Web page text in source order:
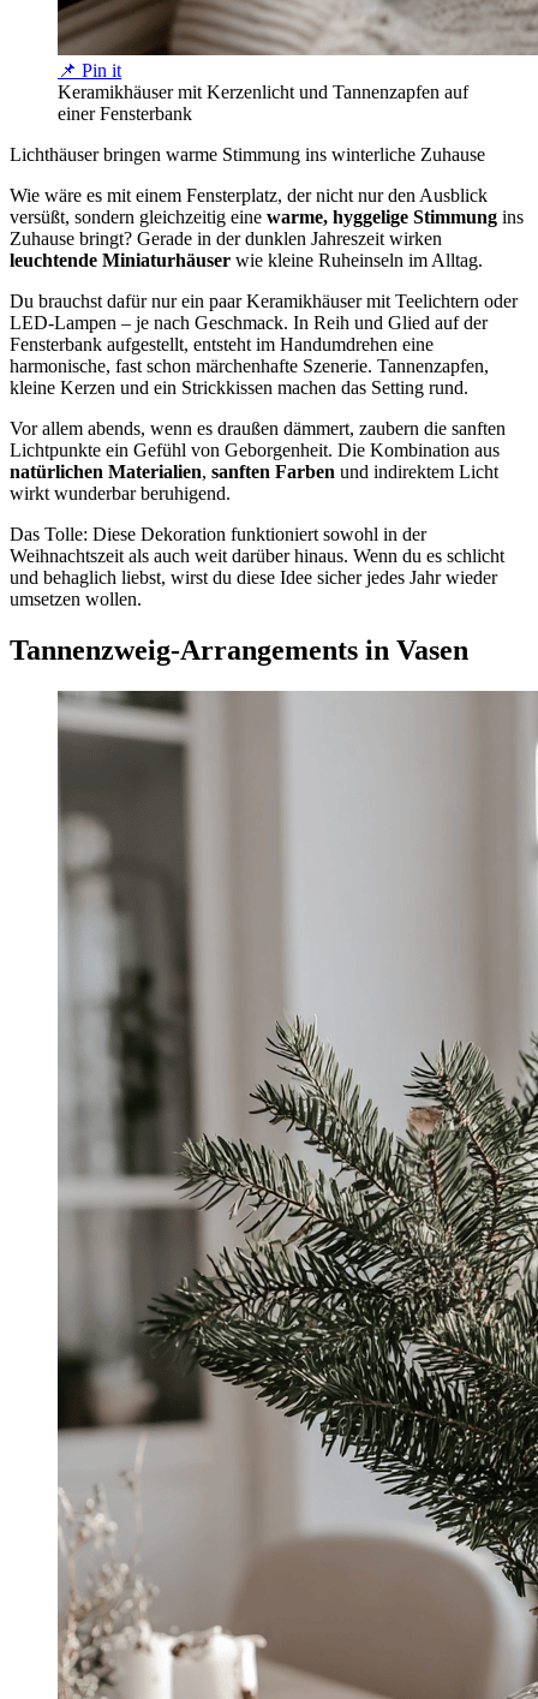
📌 Pin it
Keramikhäuser mit Kerzenlicht und Tannenzapfen auf
einer Fensterbank
Lichthäuser bringen warme Stimmung ins winterliche Zuhause
Wie wäre es mit einem Fensterplatz, der nicht nur den Ausblick
versüßt, sondern gleichzeitig eine warme, hyggelige Stimmung ins
Zuhause bringt? Gerade in der dunklen Jahreszeit wirken
leuchtende Miniaturhäuser wie kleine Ruheinseln im Alltag.
Du brauchst dafür nur ein paar Keramikhäuser mit Teelichtern oder
LED-Lampen – je nach Geschmack. In Reih und Glied auf der
Fensterbank aufgestellt, entsteht im Handumdrehen eine
harmonische, fast schon märchenhafte Szenerie. Tannenzapfen,
kleine Kerzen und ein Strickkissen machen das Setting rund.
Vor allem abends, wenn es draußen dämmert, zaubern die sanften
Lichtpunkte ein Gefühl von Geborgenheit. Die Kombination aus
natürlichen Materialien, sanften Farben und indirektem Licht
wirkt wunderbar beruhigend.
Das Tolle: Diese Dekoration funktioniert sowohl in der
Weihnachtszeit als auch weit darüber hinaus. Wenn du es schlicht
und behaglich liebst, wirst du diese Idee sicher jedes Jahr wieder
umsetzen wollen.
Tannenzweig-Arrangements in Vasen